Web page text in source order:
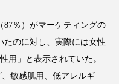
ChatGPT
SNS
（87％）がマーケティングの
たのに対し、実際には女性
用」と表示されていた。
敏感肌用、低アレルギ